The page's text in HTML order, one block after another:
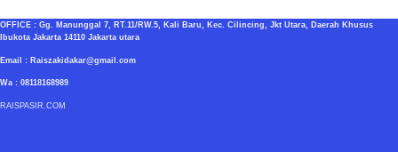
OFFICE : Gg. Manunggal 7, RT.11/RW.5, Kali Baru, Kec. Cilincing, Jkt Utara, Daerah Khusus
Ibukota Jakarta 14110 Jakarta utara
Email : Raiszakidakar@gmail.com
Wa : 08118168989
RAISPASIR.COM